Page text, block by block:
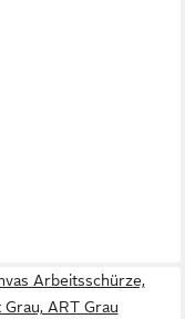
Arbeitsschürze,
ART Grau